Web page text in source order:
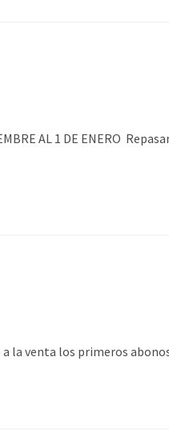
AL 1 DE ENERO
a la venta los primeros